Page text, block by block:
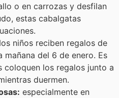
o en carrozas y desfilan
estas cabalgatas
los niños reciben regalos de
mañana del 6 de enero. Es
coloquen los regalos junto a
duermen.
especialmente en